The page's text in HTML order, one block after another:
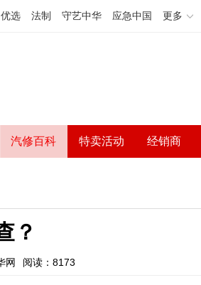
优选 法制 守艺中华 应急中国 更多
汽修百科 特卖活动 经销商
？
网 阅读：8173